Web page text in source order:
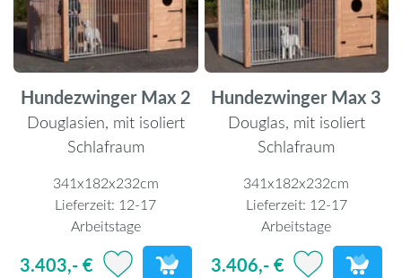
Hundezwinger Max 2
Douglasien, mit isoliert
Schlafraum
341x182x232cm
Lieferzeit: 12-17
Arbeitstage
3.403,- €
Hundezwinger Max 3
Douglas, mit isoliert
Schlafraum
341x182x232cm
Lieferzeit: 12-17
Arbeitstage
3.406,- €